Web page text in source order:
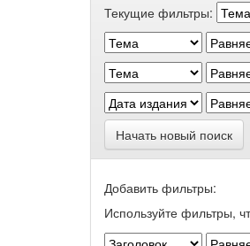
Текущие фильтры:
Начать новый поиск
Добавить фильтры:
Используйте фильтры,